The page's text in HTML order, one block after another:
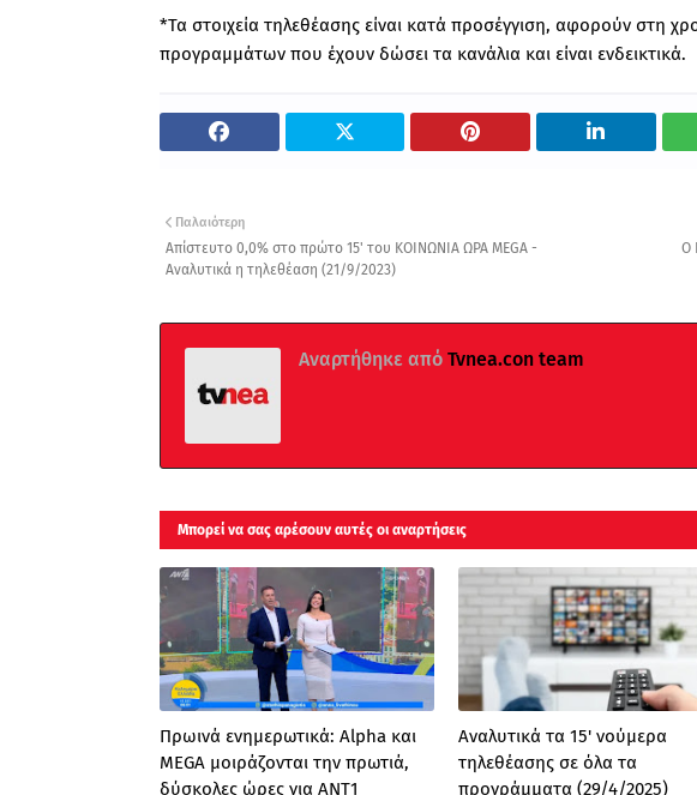
*Τα στοιχεία τηλεθέασης είναι κατά προσέγγιση, αφορούν στη
προγραμμάτων που έχουν δώσει τα κανάλια και είναι ενδεικτικά.
Ο
Παλαιότερη
Απίστευτο 0,0% στο πρώτο 15' του ΚΟΙΝΩΝΙΑ ΩΡΑ MEGA -
Αναλυτικά η τηλεθέαση (21/9/2023)
Αναρτήθηκε από Tvnea.con team
Μπορεί να σας αρέσουν αυτές οι αναρτήσεις
Πρωινά ενημερωτικά: Alpha και
MEGA μοιράζονται την πρωτιά,
δύσκολες ώρες για ΑΝΤ1
Αναλυτικά τα 15' νούμερα
τηλεθέασης σε όλα τα
προγράμματα (29/4/2025)